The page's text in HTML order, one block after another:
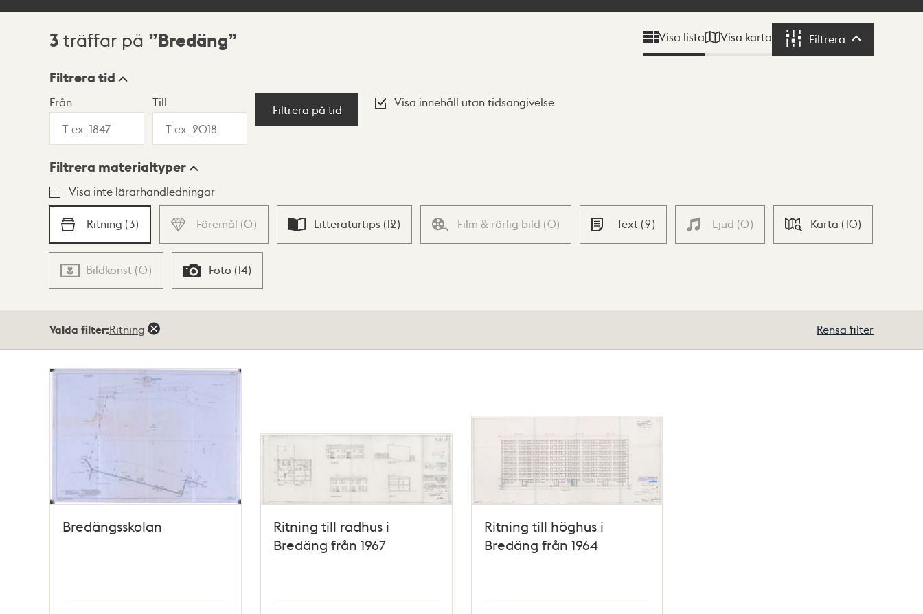
Sökresultat
3 träffar på Bredäng Visa lista Visa karta Filtrera Filtrera
Visningsläge
Lista Karta
Filtrera tid
Från Till
Filtrera på tid
Visa innehåll utan tidsangivelse
Filtrera materialtyper
Visa inte lärarhandledningar
Ritning (3) Föremål (0) Litteraturtips (12) Film & rörlig bild (0) Text (9) Ljud (0) Karta (10)
Bildkonst (0) Foto (14)
Valda filter:Ritning Rensa filter
Bredängsskolan
Ritning till radhus i
Bredäng från 1967
Ritning till höghus i
Bredäng från 1964